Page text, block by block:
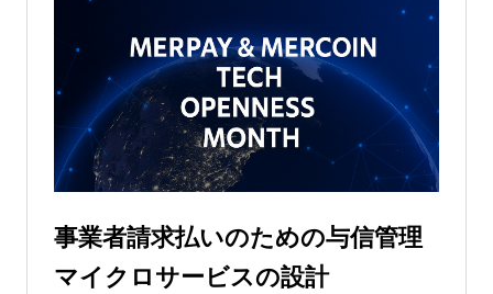
事業者請求払いのための与信管理
マイクロサービスの設計